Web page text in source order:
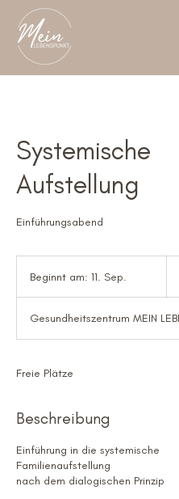
Systemische
Aufstellung
Einführungsabend
Beginnt am: 11. Sep.
i
n
1
S
Gesundheitszentrum MEIN
Freie Plätze
Beschreibung
Einführung in die systemische
Familienaufstellung
nach dem dialogischen Prinzip